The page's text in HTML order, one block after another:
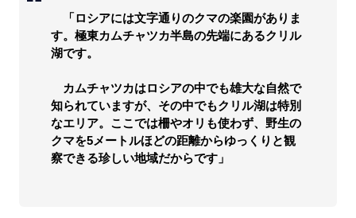
「ロシアには文字通りのクマの楽園がありま
す。極東カムチャツカ半島の先端にあるクリル
湖です。
カムチャツカはロシアの中でも雄大な自然で
知られていますが、その中でもクリル湖は特別
なエリア。ここでは柵やオリも使わず、野生の
クマを5メートルほどの距離からゆっくりと観
察できる珍しい地域だからです」